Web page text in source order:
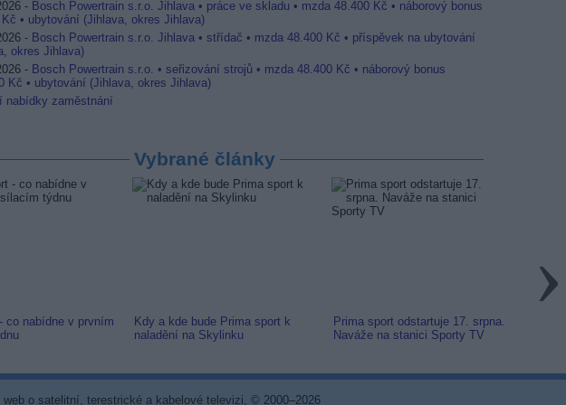
- Bosch Powertrain s.r.o. Jihlava • práce ve skladu • mzda 48.400 Kč • náborový bonus
Kč • ubytování (Jihlava, okres Jihlava)
- Bosch Powertrain s.r.o. Jihlava • střídač • mzda 48.400 Kč • příspěvek na ubytování
okres Jihlava)
- Bosch Powertrain s.r.o. • seřizování strojů • mzda 48.400 Kč • náborový bonus
Kč • ubytování (Jihlava, okres Jihlava)
nabídky zaměstnání
Vybrané články
co nabídne v prvním
Kdy a kde bude Prima sport k
naladění na Skylinku
Prima sport odstartuje 17. srpna.
Naváže na stanici Sporty TV
web o satelitní, terestrické a kabelové televizi, © 2000–2026